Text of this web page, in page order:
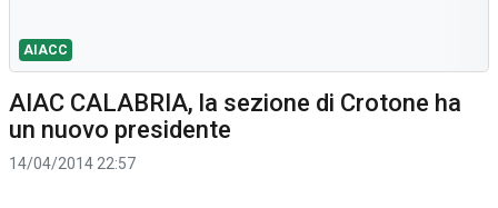
AIACC
AIAC CALABRIA, la sezione di Crotone ha
un nuovo presidente
14/04/2014 22:57